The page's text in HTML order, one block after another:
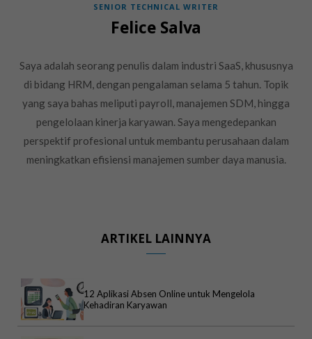
SENIOR TECHNICAL WRITER
Felice Salva
Saya adalah seorang penulis dalam industri SaaS, khususnya
di bidang HRM, dengan pengalaman selama 5 tahun. Topik
yang saya bahas meliputi payroll, manajemen SDM, hingga
pengelolaan kinerja karyawan. Saya mengedepankan
perspektif profesional untuk membantu perusahaan dalam
meningkatkan efisiensi manajemen sumber daya manusia.
ARTIKEL LAINNYA
12 Aplikasi Absen Online untuk Mengelola
Kehadiran Karyawan